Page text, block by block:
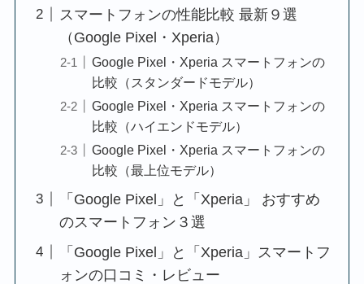
スマートフォンの性能比較 最新９選
（Google Pixel・Xperia）
Google Pixel・Xperia スマートフォンの
比較（スタンダードモデル）
Google Pixel・Xperia スマートフォンの
比較（ハイエンドモデル）
Google Pixel・Xperia スマートフォンの
比較（最上位モデル）
「Google Pixel」と「Xperia」 おすすめ
のスマートフォン３選
「Google Pixel」と「Xperia」スマートフ
ォンの口コミ・レビュー